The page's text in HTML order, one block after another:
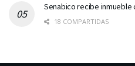
Senabico recibe inmueble
18 COMPARTIDAS